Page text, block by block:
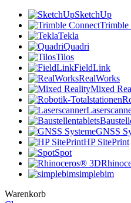
SketchUp
Trimble
Tekla
Quadri
Tilos
FieldLink
RealWorks
Mixed
GNSS
HP SitePrint
Spot
simplebim
Warenkorb